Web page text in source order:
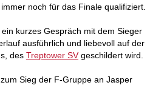
noch für das Finale qualifiziert.
kurzes Gespräch mit dem Sieger
ausführlich und liebevoll auf der
des Treptower SVgeschildert wird.
Sieg der F-Gruppe an Jasper